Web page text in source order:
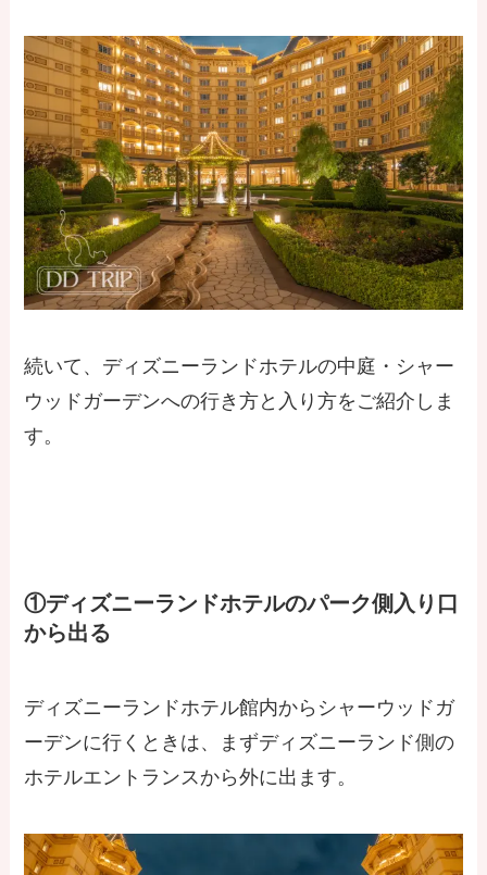
続いて、ディズニーランドホテルの中庭・シャー
ウッドガーデンへの行き方と入り方をご紹介しま
す。
①ディズニーランドホテルのパーク側入り口
から出る
ディズニーランドホテル館内からシャーウッドガ
ーデンに行くときは、まずディズニーランド側の
ホテルエントランスから外に出ます。